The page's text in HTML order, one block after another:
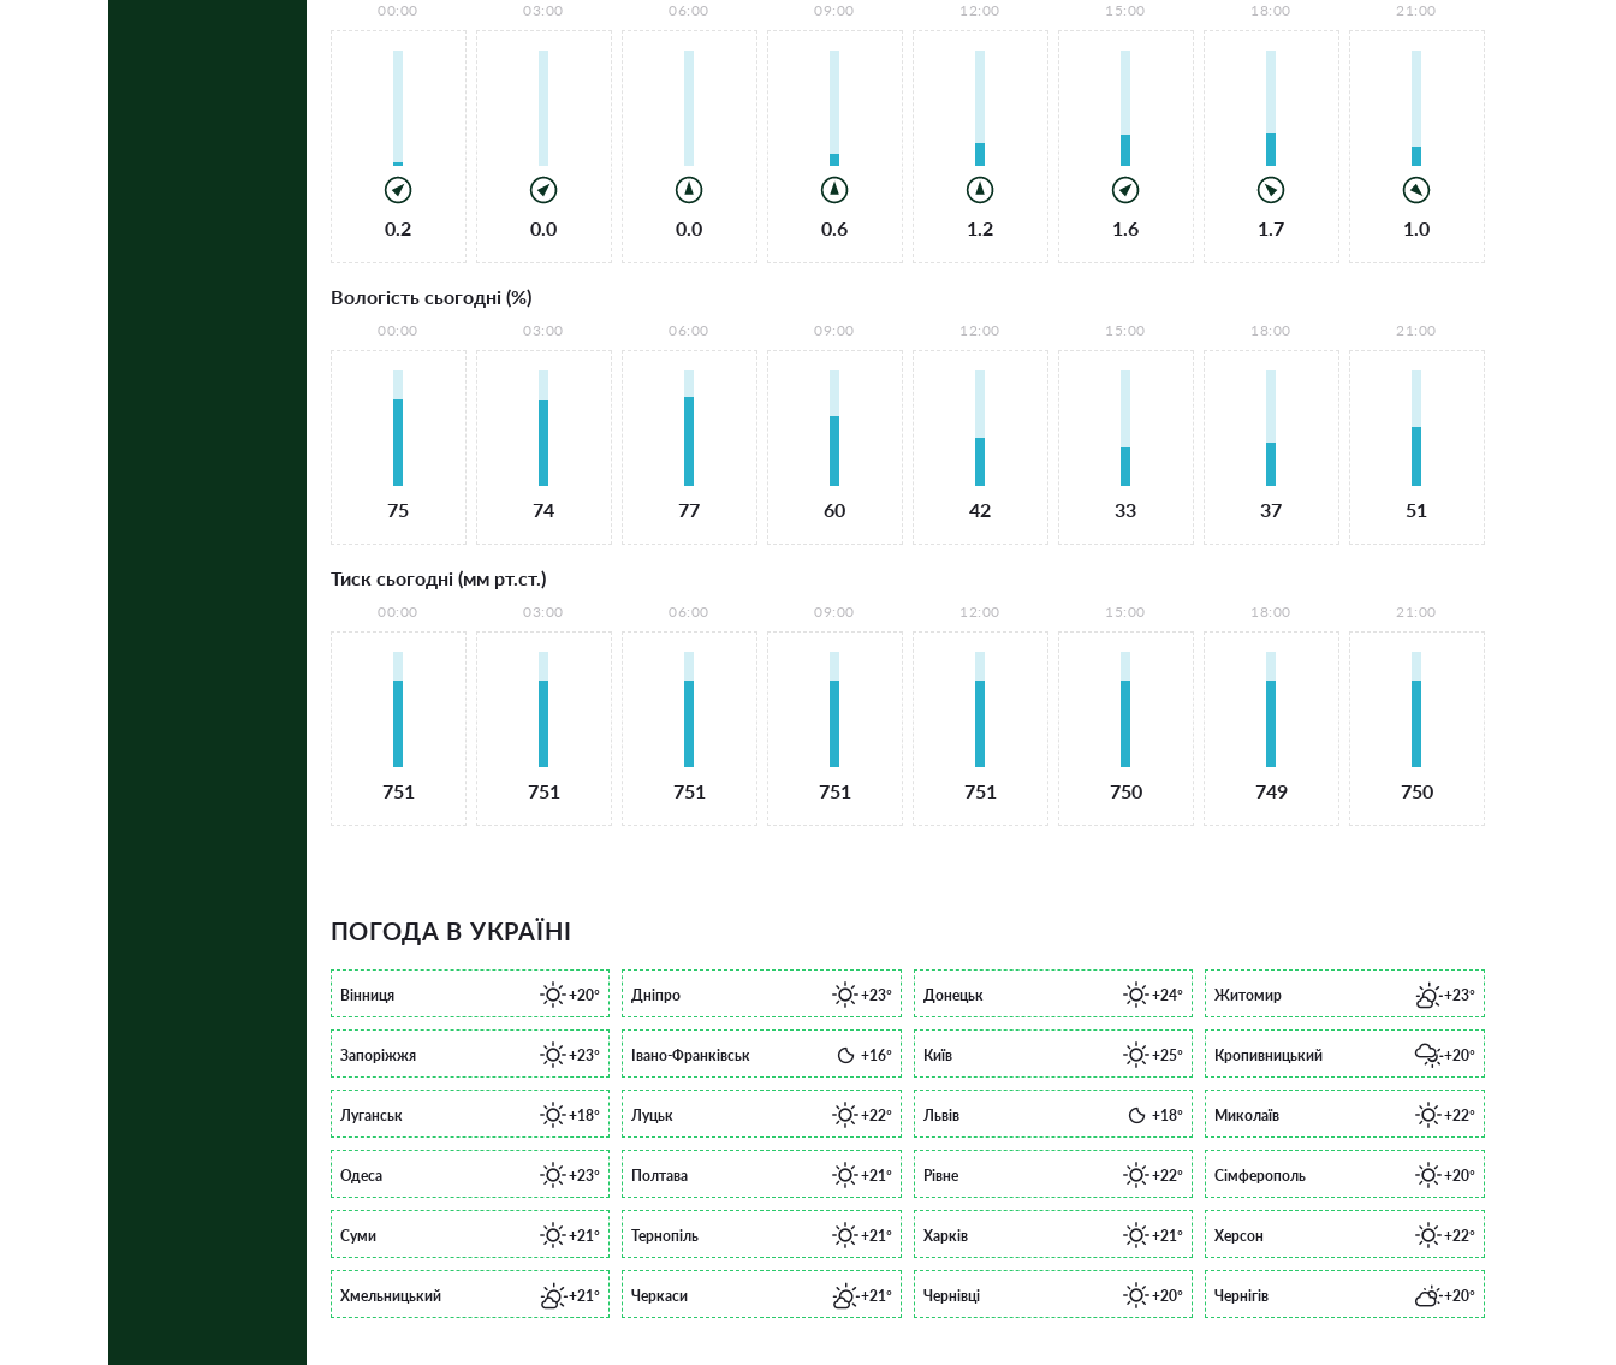
00:00
0.2
03:00
0.0
06:00
0.0
09:00
0.6
12:00
1.2
15:00
1.6
18:00
1.7
21:00
1.0
Вологість сьогодні (%)
00:00
75
03:00
74
06:00
77
09:00
60
12:00
42
15:00
33
18:00
37
21:00
51
Тиск сьогодні (мм рт.ст.)
00:00
751
03:00
751
06:00
751
09:00
751
12:00
751
15:00
750
18:00
749
21:00
750
ПОГОДА В УКРАЇНІ
Вінниця +20° Дніпро +23° Донецьк +24° Житомир +23°
Запоріжжя +23° Івано-Франківськ +16° Київ +25° Кропивницький +20°
Луганськ +18° Луцьк +22° Львів +18° Миколаїв +22°
Одеса +23° Полтава +21° Рівне +22° Сімферополь +20°
Суми +21° Тернопіль +21° Харків +21° Херсон +22°
Хмельницький +21° Черкаси +21° Чернівці +20° Чернігів +20°